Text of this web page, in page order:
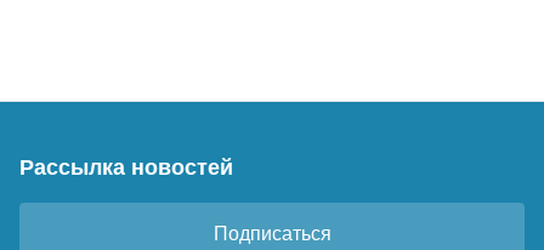
Рассылка новостей
Подписаться